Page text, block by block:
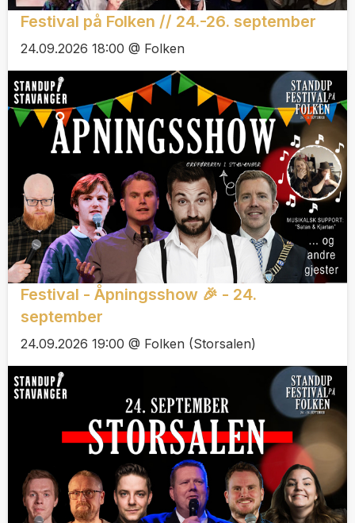
Festival på Folken // 24.-26. september
24.09.2026 18:00 @ Folken
Festival - Åpningsshow 🎉 - 24.
september
24.09.2026 19:00 @ Folken (Storsalen)